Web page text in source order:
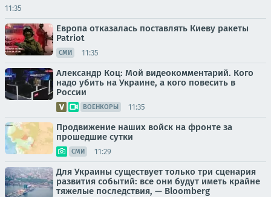
11:35
Европа отказалась поставлять Киеву ракеты
Patriot
СМИ 11:35
Александр Коц: Мой видеокомментарий. Кого
надо убить на Украине, а кого повесить в
России
ВОЕНКОРЫ 11:35
Продвижение наших войск на фронте за
прошедшие сутки
СМИ 11:29
Для Украины существует только три сценария
развития событий: все они будут иметь крайне
тяжелые последствия, — Bloomberg